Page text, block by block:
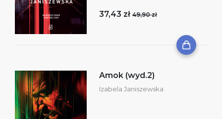
37,43 zł 49,90 zł
Amok (wyd.2)
Izabela Janiszewska